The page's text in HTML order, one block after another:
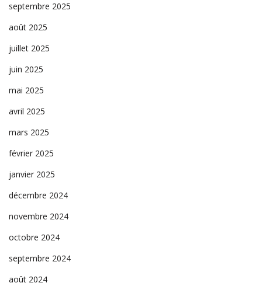
septembre 2025
août 2025
juillet 2025
juin 2025
mai 2025
avril 2025
mars 2025
février 2025
janvier 2025
décembre 2024
novembre 2024
octobre 2024
septembre 2024
août 2024